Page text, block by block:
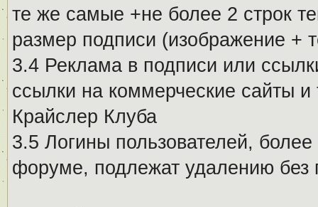
те же самые +не более 2 строк
размер подписи (изображение +
3.4 Реклама в подписи или
ссылки на коммерческие сайты
Крайслер Клуба
3.5 Логины пользователей,
форуме, подлежат удалению без